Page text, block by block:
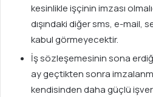
kesinlikle işçinin imzası
dışındaki diğer sms, e-mail,
kabul görmeyecektir.
İş sözleşemesinin sona
ay geçtikten sonra
kendisinden daha güçlü